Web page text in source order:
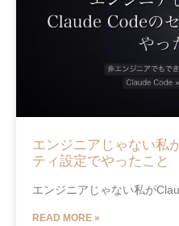
エンジニアじゃない私
ティ設定でやったこと
エンジニアじゃない私が
READ MORE »